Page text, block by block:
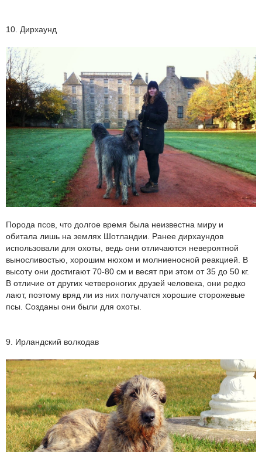
10. Дирхаунд
Порода псов, что долгое время была неизвестна миру и
обитала лишь на землях Шотландии. Ранее дирхаундов
использовали для охоты, ведь они отличаются невероятной
выносливостью, хорошим нюхом и молниеносной реакцией. В
высоту они достигают 70-80 см и весят при этом от 35 до 50 кг.
В отличие от других четвероногих друзей человека, они редко
лают, поэтому вряд ли из них получатся хорошие сторожевые
псы. Созданы они были для охоты.
9. Ирландский волкодав